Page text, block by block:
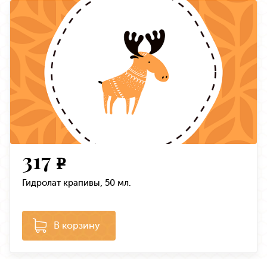
317 e
Гидролат крапивы, 50 мл.
В корзину